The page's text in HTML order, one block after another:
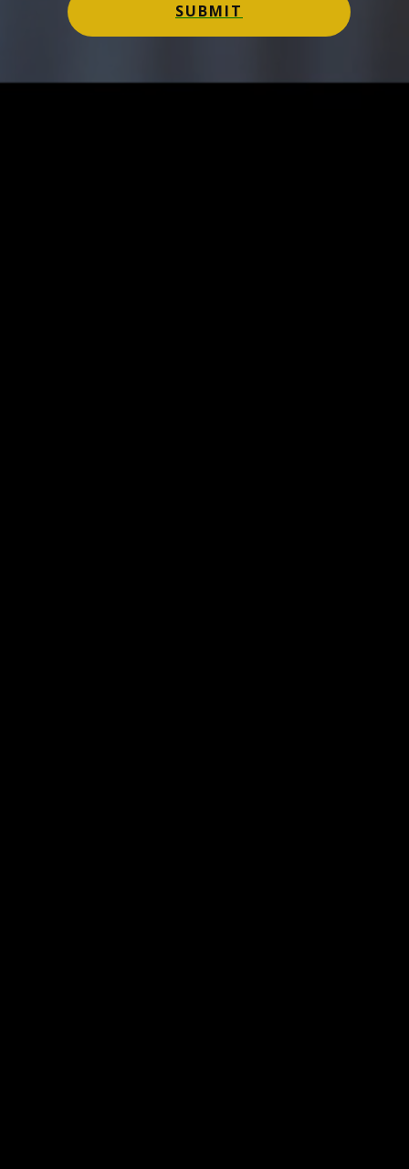
SUBMIT